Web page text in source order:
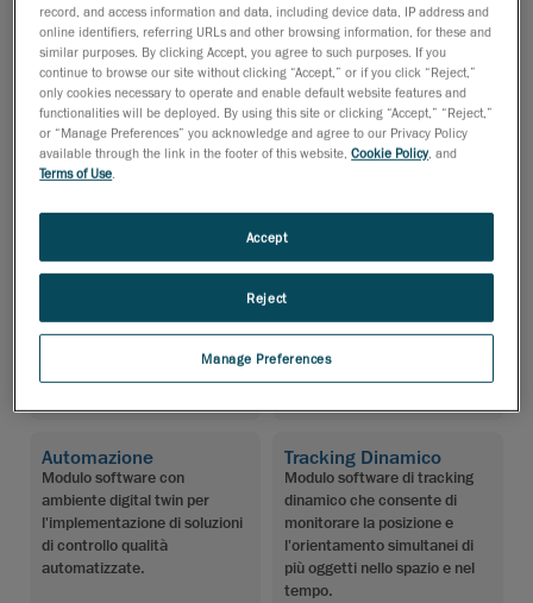
Scan-to-CAD
Modulo software Scan-to-CAD
per l’estrazione delle
caratteristiche e la
modellazione CAD da dati di
scansione 3D
Integrazione nei flussi di
Ispezione
Modulo software completo di
ispezione dimensionale per il
controllo qualità
Integrazione hardware
Automazione
Modulo software con
ambiente digital twin per
l'implementazione di soluzioni
di controllo qualità
automatizzate.
Tracking Dinamico
Modulo software di tracking
dinamico che consente di
monitorare la posizione e
l'orientamento simultanei di
più oggetti nello spazio e nel
tempo.
record, and access information and data, including device data, IP address and
online identifiers, referring URLs and other browsing information, for these and
similar purposes. By clicking Accept, you agree to such purposes. If you
continue to browse our site without clicking “Accept,” or if you click “Reject,”
only cookies necessary to operate and enable default website features and
functionalities will be deployed. By using this site or clicking “Accept,” “Reject,”
or “Manage Preferences” you acknowledge and agree to our Privacy Policy
available through the link in the footer of this website,Cookie Policy, and
Terms of Use
Manage Preferences
Reject
Accept